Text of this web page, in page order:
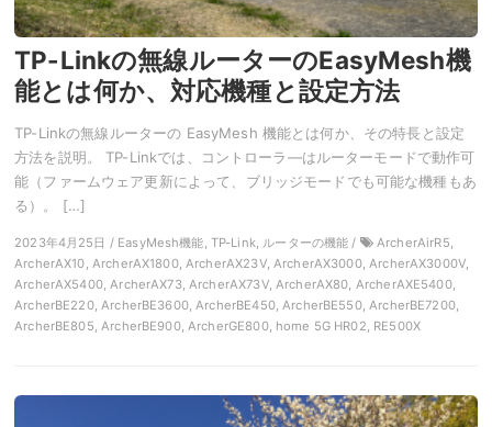
TP-Linkの無線ルーターのEasyMesh機
能とは何か、対応機種と設定方法
TP-Linkの無線ルーターの EasyMesh 機能とは何か、その特長と設定
方法を説明。 TP-Linkでは、コントローラ―はルーターモードで動作可
能（ファームウェア更新によって、ブリッジモードでも可能な機種もあ
る）。 […]
2023年4月25日 / EasyMesh機能, TP-Link, ルーターの機能 /
ArcherAirR5,
ArcherAX10, ArcherAX1800, ArcherAX23V, ArcherAX3000, ArcherAX3000V,
ArcherAX5400, ArcherAX73, ArcherAX73V, ArcherAX80, ArcherAXE5400,
ArcherBE220, ArcherBE3600, ArcherBE450, ArcherBE550, ArcherBE7200,
ArcherBE805, ArcherBE900, ArcherGE800, home 5G HR02, RE500X